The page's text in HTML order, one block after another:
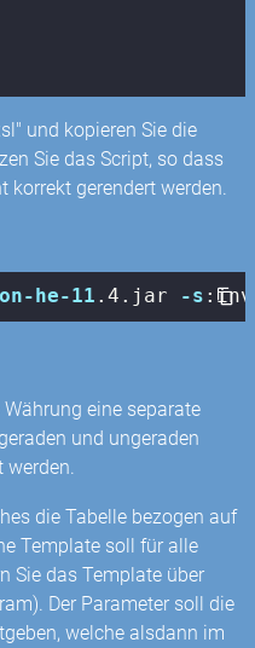
und kopieren Sie die
Sie das Script, so dass
korrekt gerendert werden.
he-11 .4 .jar -s
eine separate
und ungeraden
werden.
die Tabelle bezogen auf
Template soll für alle
Sie das Template über
Der Parameter soll die
welche alsdann im